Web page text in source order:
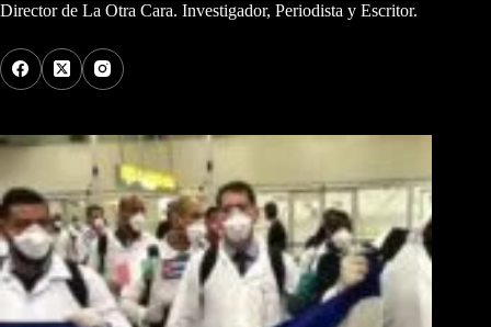
Director de La Otra Cara. Investigador, Periodista y Escritor.